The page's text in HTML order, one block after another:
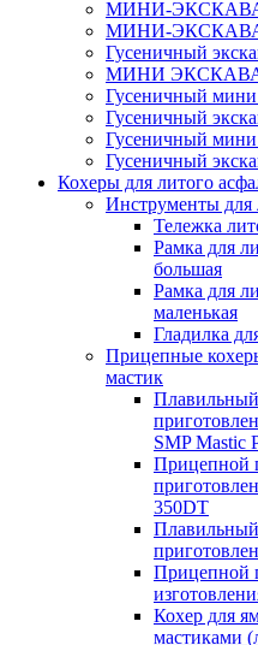
МИНИ-
МИНИ-
Гусеничный
МИНИ
Гусеничный мини
Гусеничный
Гусеничный мини
Гусеничный
Кохеры для литого
Инструменты для
Тележка
Рамка для
большая
Рамка для
маленькая
Гладилка
Прицепные
мастик
Плавильный
SMP Mastic
Прицепной
350DT
Плавильный
Прицепной
Кохер для
мастиками